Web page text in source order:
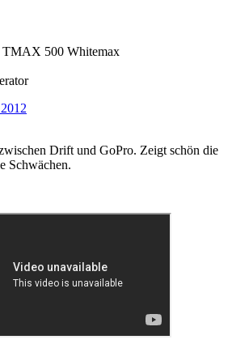
TMAX 500 Whitemax
Drift und GoPro. Zeigt schön die
Schwächen.